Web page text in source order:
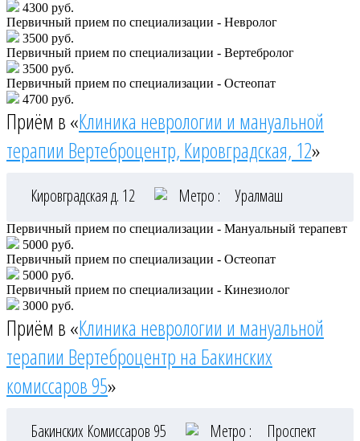
4300 руб.
Первичный прием по специализации - Невролог
3500 руб.
Первичный прием по специализации - Вертебролог
3500 руб.
Первичный прием по специализации - Остеопат
4700 руб.
Приём в «Клиника неврологии и мануальной
терапии Вертеброцентр, Кировградская, 12»
Кировградская д. 12 Метро : Уралмаш
Первичный прием по специализации - Мануальный терапевт
5000 руб.
Первичный прием по специализации - Остеопат
5000 руб.
Первичный прием по специализации - Кинезиолог
3000 руб.
Приём в «Клиника неврологии и мануальной
терапии Вертеброцентр на Бакинских
комиссаров 95»
Бакинских Комиссаров 95 Метро : Проспект